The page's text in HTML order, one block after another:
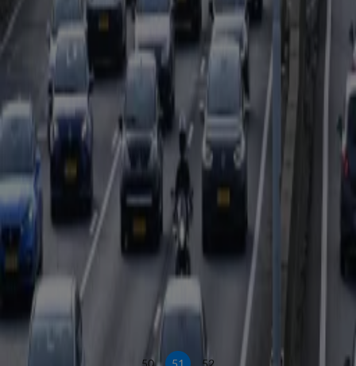
9 juli 2024, 07:09
Verkeer
Beruchte werkzaamheden A7 duren twee maanden langer
8 juli 2024, 16:01
Verkeer
Drie weken geen treinen van en naar Amersfoort, en reizigers zijn verrast
8 juli 2024, 12:48
Verkeer
Files bij de grens door begin vakantie en EK voetbal
5 juli 2024, 16:25
Verkeer
Megafiles verwacht door EK en vakantieverkeer: hier wordt het druk
5 juli 2024, 08:11
Verkeer
ANWB waarschuwt: vrijdag lange files verwacht vanwege kwartfinale EK en
vakantieverkeer
4 juli 2024, 18:07
Verkeer
50 51 52